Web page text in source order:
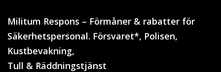
Militum Respons – Förmåner & rabatter för
Säkerhetspersonal. Försvaret*, Polisen,
Kustbevakning,
Tull & Räddningstjänst